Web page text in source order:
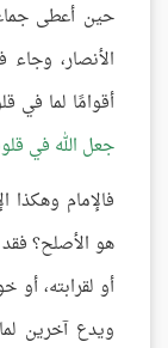
حين أعطى
الأنصار،
أقوامًا لما في
جعل الله في
فالإمام
هو الأصلح؟
أو لقرابته،
ويدع آخرين